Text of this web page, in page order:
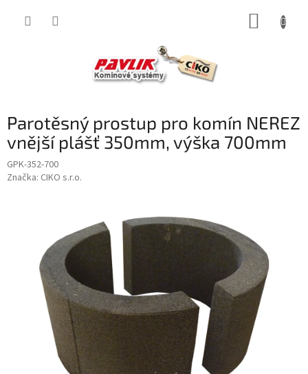
Parotěsný prostup pro komín NEREZ
vnější plášť 350mm, výška 700mm
GPK-352-700
Značka: CIKO s.r.o.